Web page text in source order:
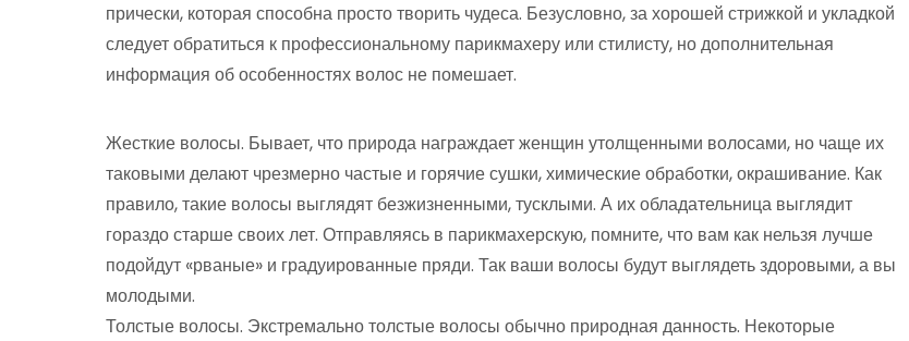
прически, которая способна просто творить чудеса. Безусловно, за хорошей стрижкой и укладкой
следует обратиться к профессиональному парикмахеру или стилисту, но дополнительная
информация об особенностях волос не помешает.
Жесткие волосы. Бывает, что природа награждает женщин утолщенными волосами, но чаще их
таковыми делают чрезмерно частые и горячие сушки, химические обработки, окрашивание. Как
правило, такие волосы выглядят безжизненными, тусклыми. А их обладательница выглядит
гораздо старше своих лет. Отправляясь в парикмахерскую, помните, что вам как нельзя лучше
подойдут «рваные» и градуированные пряди. Так ваши волосы будут выглядеть здоровыми, а вы
молодыми.
Толстые волосы. Экстремально толстые волосы обычно природная данность. Некоторые